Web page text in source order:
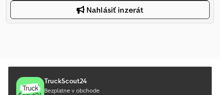
Nahlásiť inzerát
TruckScout24
Bezplatne v obchode